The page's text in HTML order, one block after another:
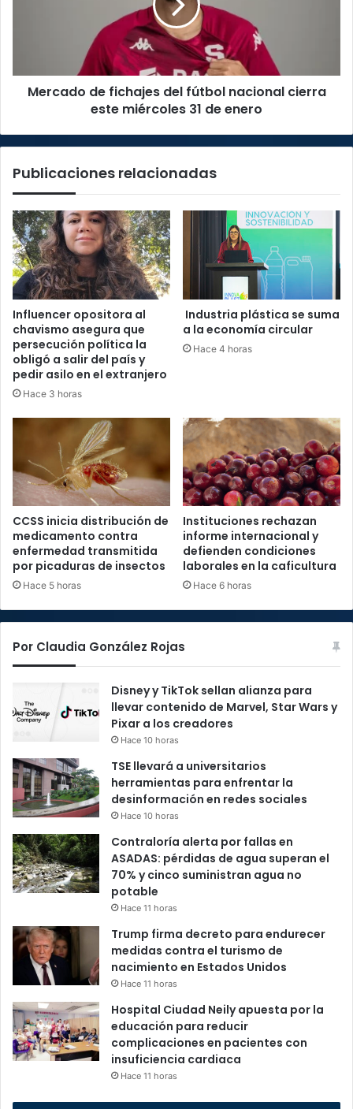
miércoles
Mercado de fichajes del fútbol nacional cierra
este miércoles 31 de enero
Publicaciones relacionadas
Influencer opositora al
chavismo asegura que
persecución política la
obligó a salir del país y
pedir asilo en el extranjero
Hace 3 horas
Industria plástica se suma
a la economía circular
Hace 4 horas
CCSS inicia distribución de
medicamento contra
enfermedad transmitida
por picaduras de insectos
Hace 5 horas
Instituciones rechazan
informe internacional y
defienden condiciones
laborales en la caficultura
Hace 6 horas
Por Claudia González Rojas
Disney y TikTok sellan alianza para
llevar contenido de Marvel, Star Wars y
Pixar a los creadores
Hace 10 horas
TSE llevará a universitarios
herramientas para enfrentar la
desinformación en redes sociales
Hace 10 horas
Contraloría alerta por fallas en
ASADAS: pérdidas de agua superan el
70% y cinco suministran agua no
potable
Hace 11 horas
Trump firma decreto para endurecer
medidas contra el turismo de
nacimiento en Estados Unidos
Hace 11 horas
Hospital Ciudad Neily apuesta por la
educación para reducir
complicaciones en pacientes con
insuficiencia cardiaca
Hace 11 horas